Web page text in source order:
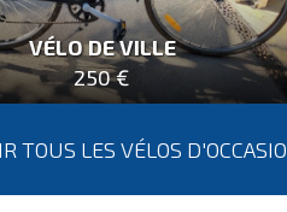
VÉLO DE VILLE
250 €
TOUS LES VÉLOS